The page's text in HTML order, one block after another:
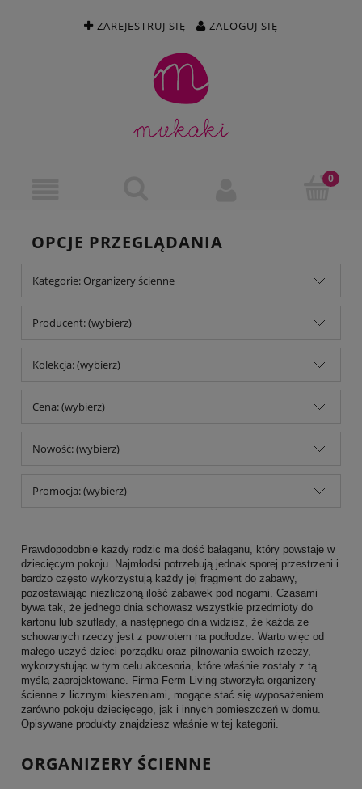
ZAREJESTRUJ SIĘ ZALOGUJ SIĘ
OPCJE PRZEGLĄDANIA
Kategorie: Organizery ścienne
Producent: (wybierz)
Kolekcja: (wybierz)
Cena: (wybierz)
Nowość: (wybierz)
Promocja: (wybierz)
Prawdopodobnie każdy rodzic ma dość bałaganu, który powstaje w
dziecięcym pokoju. Najmłodsi potrzebują jednak sporej przestrzeni i
bardzo często wykorzystują każdy jej fragment do zabawy,
pozostawiając niezliczoną ilość zabawek pod nogami. Czasami
bywa tak, że jednego dnia schowasz wszystkie przedmioty do
kartonu lub szuflady, a następnego dnia widzisz, że każda ze
schowanych rzeczy jest z powrotem na podłodze. Warto więc od
małego uczyć dzieci porządku oraz pilnowania swoich rzeczy,
wykorzystując w tym celu akcesoria, które właśnie zostały z tą
myślą zaprojektowane. Firma Ferm Living stworzyła organizery
ścienne z licznymi kieszeniami, mogące stać się wyposażeniem
zarówno pokoju dziecięcego, jak i innych pomieszczeń w domu.
Opisywane produkty znajdziesz właśnie w tej kategorii.
ORGANIZERY ŚCIENNE